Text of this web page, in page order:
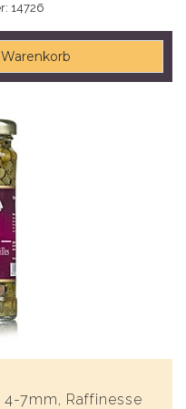
14726
7mm, Raffinesse